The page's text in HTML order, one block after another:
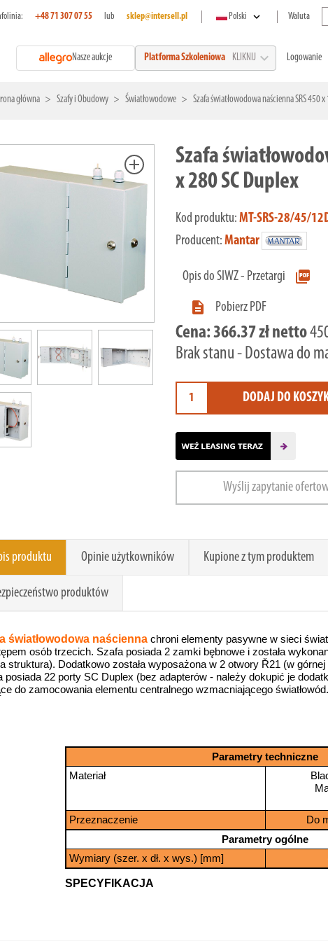
+48 71 307 07 55 lub sklep@intersell.pl Polski expand_more Waluta
Nasze aukcje Platforma Szkoleniowa KLIKNIJ expand_more Logowanie
główna Szafy i Obudowy Światłowodowe Szafa światłowodowa naścienna SRS 450
add
Szafa
x 280 SC Duplex
Kod produktu: MT-SRS-28/45/
Producent: Mantar
Opis do SIWZ - Przetargi picture_as_pdf

Pobierz PDF
Cena:366.37 zł netto
Brak stanu - Dostawa do
DODAJ DO
Wyślij zapytanie
produktu Opinie użytkowników Kupione z tym produktem
produktów
światłowodowa naścienna chroni elementy pasywne w sieci
osób trzecich. Szafa posiada 2 zamki bębnowe i została
struktura). Dodatkowo została wyposażona w 2 otwory Ř21 (w
posiada 22 porty SC Duplex (bez adapterów - należy dokupić je
do zamocowania elementu centralnego wzmacniającego światłowód.
SPECYFIKACJA
Parametry techniczne
Materiał
Przeznaczenie
Do
Parametry ogólne
Wymiary (szer. x dł. x wys.) [mm]